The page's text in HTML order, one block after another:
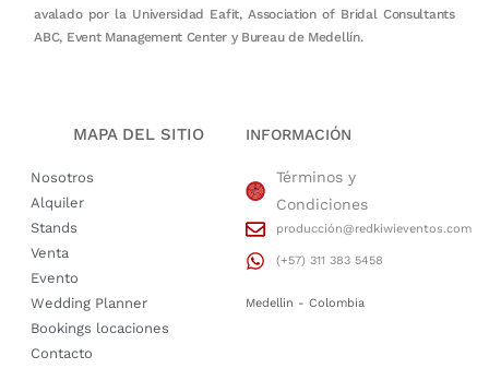
avalado por la Universidad Eafit, Association of Bridal Consultants
ABC, Event Management Center y Bureau de Medellín.
MAPA DEL SITIO
Nosotros
Alquiler
Stands
Venta
Evento
Wedding Planner
Bookings locaciones
Contacto
INFORMACIÓN
Términos y
Condiciones
producción@redkiwieventos.com
(+57) 311 383 5458
Medellin - Colombia